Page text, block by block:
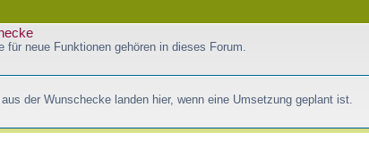
für neue Funktionen gehören in dieses Forum.
der Wunschecke landen hier, wenn eine Umsetzung geplant ist.